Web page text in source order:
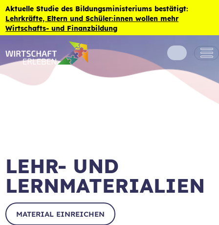
Zum Inhalt der Seite springen
Aktuelle Studie des Bildungsministeriums bestätigt:
Lehrkräfte, Eltern und Schüler:innen wollen mehr
Wirtschafts- und Finanzbildung
LEHR- UND
LERNMATERIALIEN
MATERIAL EINREICHEN